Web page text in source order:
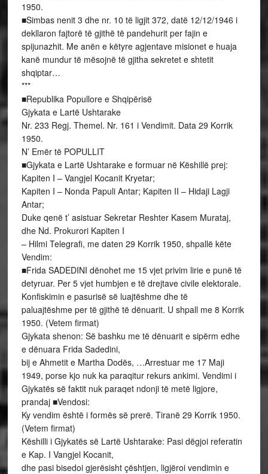
1950.
■Simbas nenit 3 dhe nr. 10 të ligjit 372, datë 12/12/1946 i
dekllaron fajtorë të gjithë të pandehurit per fajin e
spijunazhit. Me anën e këtyre agjentave misionet e huaja
kanë mundur të mësojnë të gjitha sekretet e shtetit
shqiptar…
***
■Republika Popullore e Shqipërisë
Gjykata e Lartë Ushtarake
Nr. 233 Regj. Themel. Nr. 161 i Vendimit. Data 29 Korrik
1950.
N’ Emër të POPULLIT
■Gjykata e Lartë Ushtarake e formuar në Këshillë prej:
Kapiten I – Vangjel Kocanit Kryetar;
Kapiten I – Nonda Papuli Antar; Kapiten II – Hidaji Lagji
Antar;
Duke qenë t’ asistuar Sekretar Reshter Kasem Murataj,
dhe Nd. Prokurori Kapiten I
– Hilmi Telegrafi, me daten 29 Korrik 1950, shpallë këte
Vendim:
■Frida SADEDINI dënohet me 15 vjet privim lirie e punë të
detyruar. Per 5 vjet humbjen e të drejtave civile elektorale.
Konfiskimin e pasurisë së luajtëshme dhe të
paluajtëshme per të gjithë të dënuarit. U shpall me 8 Korrik
1950. (Vetem firmat)
Gjykata shenon: Së bashku me të dënuarit e sipërm edhe
e dënuara Frida Sadedini,
bij e Ahmetit e Martha Dodës, …Arrestuar me 17 Maji
1949, porse kjo nuk ka paraqitur rekurs ankimi. Vendimi i
Gjykatës së faktit nuk paraqet ndonji të metë ligjore,
prandaj ■Vendosi:
Ky vendim është i formës së prerë. Tiranë 29 Korrik 1950.
(Vetem firmat)
Këshilli i Gjykatës së Lartë Ushtarake: Pasi dëgjoi referatin
e Kap. I Vangjel Kocanit,
dhe pasi bisedoi gjerësisht çështjen, ligjëroi vendimin e